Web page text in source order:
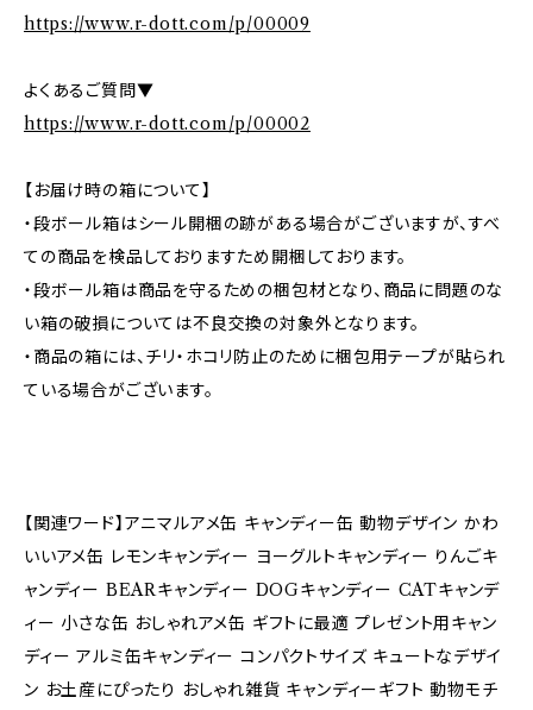
https://www.r-dott.com/p/00009
よくあるご質問▼
https://www.r-dott.com/p/00002
【お届け時の箱について】
・段ボール箱はシール開梱の跡がある場合がございますが、すべ
ての商品を検品しておりますため開梱しております。
・段ボール箱は商品を守るための梱包材となり、商品に問題のな
い箱の破損については不良交換の対象外となります。
・商品の箱には、チリ・ホコリ防止のために梱包用テープが貼られ
ている場合がございます。
【関連ワード】アニマルアメ缶 キャンディー缶 動物デザイン かわ
いいアメ缶 レモンキャンディー ヨーグルトキャンディー りんごキ
ャンディー BEARキャンディー DOGキャンディー CATキャンデ
ィー 小さな缶 おしゃれアメ缶 ギフトに最適 プレゼント用キャン
ディー アルミ缶キャンディー コンパクトサイズ キュートなデザイ
ン お土産にぴったり おしゃれ雑貨 キャンディーギフト 動物モチ